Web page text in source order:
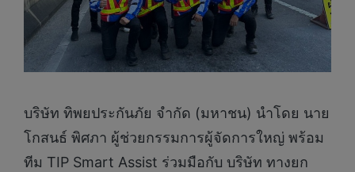
บริษัท ทิพยประกันภัย จำกัด (มหาชน) นำโดย นาย
โกสนธ์ พิศภา ผู้ช่วยกรรมการผู้จัดการใหญ่ พร้อม
ทีม TIP Smart Assist ร่วมมือกับ บริษัท ทางยก